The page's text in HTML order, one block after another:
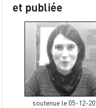
et publiée
soutenue le 05-12-